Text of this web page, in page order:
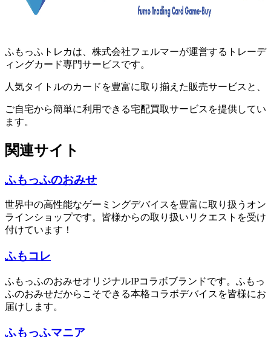
ふもっふトレカは、株式会社フェルマーが運営するトレーデ
ィングカード専門サービスです。
人気タイトルのカードを豊富に取り揃えた販売サービスと、
ご自宅から簡単に利用できる宅配買取サービスを提供してい
ます。
関連サイト
ふもっふのおみせ
世界中の高性能なゲーミングデバイスを豊富に取り扱うオン
ラインショップです。皆様からの取り扱いリクエストを受け
付けています！
ふもコレ
ふもっふのおみせオリジナルIPコラボブランドです。ふもっ
ふのおみせだからこそできる本格コラボデバイスを皆様にお
届けします。
ふもっふマニア